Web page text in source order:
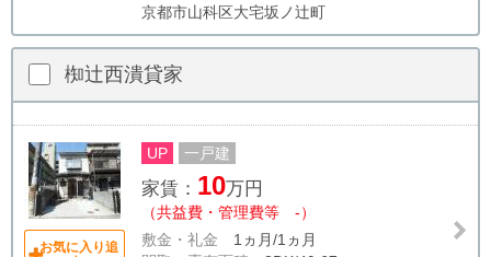
京都市山科区大宅坂ノ辻町
椥辻西潰貸家
お気に入り追
UP 一戸建
家賃： 10万円
（共益費・管理費等 -）
敷金・礼金 1ヵ月/1ヵ月